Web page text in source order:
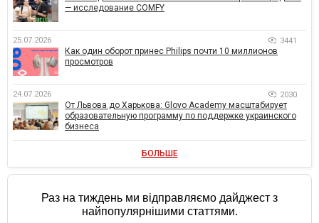
— исследование COMFY
25.07.2026 3441
Как один оборот принес Philips почти 10 миллионов
просмотров
24.07.2026 2030
От Львова до Харькова: Glovo Academy масштабирует
образовательную программу по поддержке украинского
бизнеса
БОЛЬШЕ
Раз на тиждень ми відправляємо дайджест з
найпопулярнішими статтями.